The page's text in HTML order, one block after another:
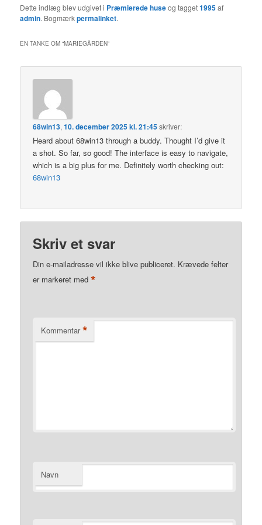
Dette indlæg blev udgivet i Præmierede huseog tagget1995af
admin. Bogmærkpermalinket.
EN TANKE OM “MARIEGÅRDEN”
68win13,10. december 2025 kl. 21:45skriver:
Heard about 68win13 through a buddy. Thought I’d give it
a shot. So far, so good! The interface is easy to navigate,
which is a big plus for me. Definitely worth checking out:
68win13
Skriv et svar
Din e-mailadresse vil ikke blive publiceret. Krævede felter
er markeret med*
Kommentar *
Navn